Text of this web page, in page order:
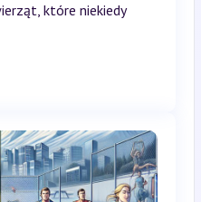
które niekiedy